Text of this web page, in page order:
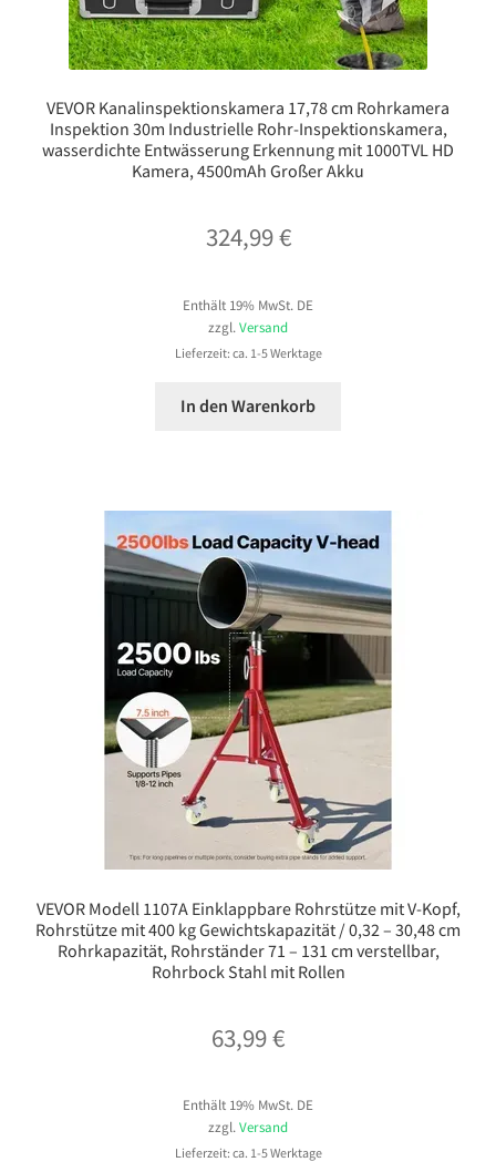
VEVOR Kanalinspektionskamera 17,78 cm Rohrkamera
Inspektion 30m Industrielle Rohr-Inspektionskamera,
wasserdichte Entwässerung Erkennung mit 1000TVL HD
Kamera, 4500mAh Großer Akku
324,99€
Enthält 19% MwSt. DE
zzgl. Versand
Lieferzeit: ca. 1-5 Werktage
In den Warenkorb
VEVOR Modell 1107A Einklappbare Rohrstütze mit V-Kopf,
Rohrstütze mit 400 kg Gewichtskapazität / 0,32 – 30,48 cm
Rohrkapazität, Rohrständer 71 – 131 cm verstellbar,
Rohrbock Stahl mit Rollen
63,99€
Enthält 19% MwSt. DE
zzgl. Versand
Lieferzeit: ca. 1-5 Werktage